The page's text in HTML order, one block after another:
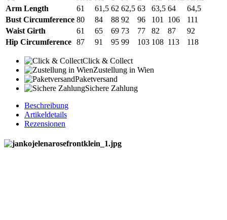
Arm Length
61 61,5 62 62,5 63 63,5 64
64,5
Bust Circumference 80 84 88 92 96 101 106
111
Waist Girth
61 65 69 73 77 82 87
92
Hip Circumference 87 91 95 99 103 108 113 118
Click & Collect
Zustellung in Wien
Paketversand
Sichere Zahlung
Beschreibung
Artikeldetails
Rezensionen